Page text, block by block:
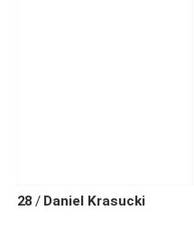
Daniel Krasucki
28